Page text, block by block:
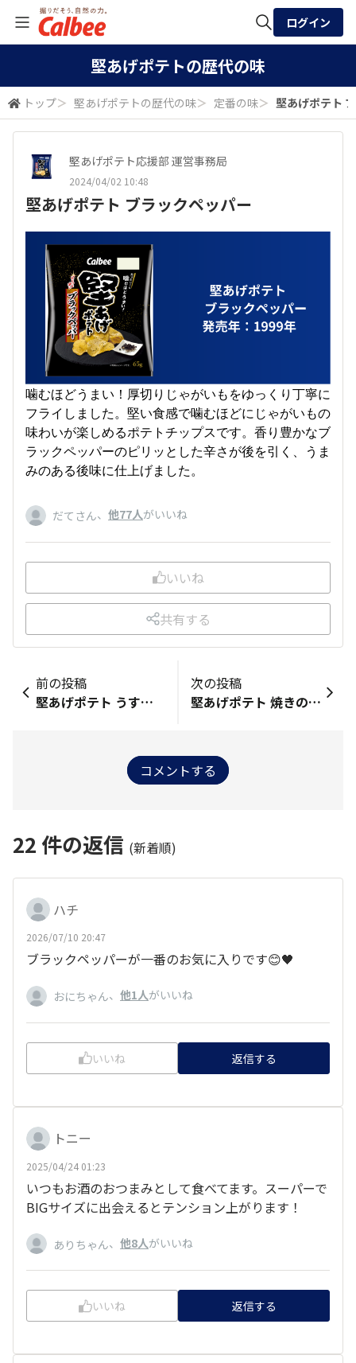
検索
ログイン
堅あげポテトの歴代の味
トップ＞ 堅あげポテトの歴代の味＞ 定番の味＞ 堅あげポテト
堅あげポテト応援部 運営事務局
2024/04/02 10:48
堅あげポテト ブラックペッパー
噛むほどうまい！厚切りじゃがいもをゆっくり丁寧に
フライしました。堅い食感で噛むほどにじゃがいもの
味わいが楽しめるポテトチップスです。香り豊かなブ
ラックペッパーのピリッとした辛さが後を引く、うま
みのある後味に仕上げました。
だてさん、 他77人がいいね
いいね
共有する
前の投稿
堅あげポテト うすしお味
次の投稿
堅あげポテト 焼きのり味
コメントする
22 件の返信 (新着順)
ハチ
2026/07/10 20:47
ブラックペッパーが一番のお気に入りです😊🖤
おにちゃん、 他1人がいいね
いいね 返信する
トニー
2025/04/24 01:23
いつもお酒のおつまみとして食べてます。スーパーで
BIGサイズに出会えるとテンション上がります！
ありちゃん、 他8人がいいね
いいね 返信する